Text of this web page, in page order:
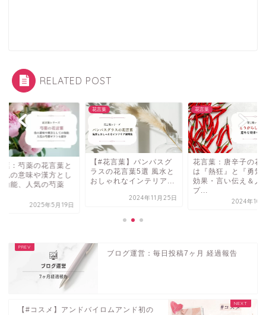
RELATED POST
葉：芍薬の花言葉と
色の意味や漢方とし
効能、人気の芍薬
2025年5月19日
花言葉
【#花言葉】パンパスグ
ラスの花言葉5選 風水と
おしゃれなインテリア...
2024年11月25日
花言葉
花言葉：唐辛子の花
は『熱狂』と『勇気
効果・言い伝え＆人
プ...
2024年10
ブログ運営：毎日投稿7ヶ月 経過報告
【#コスメ】アンドバイロムアンド初の